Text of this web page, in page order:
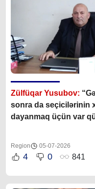
Zülfüqar Yusubov:
sonra da seçicilərinin
dayanmaq üçün var
Region 05-07-2026
4 0 841